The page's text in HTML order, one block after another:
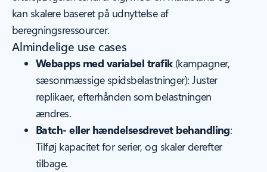
kan skalere baseret på udnyttelse af
beregningsressourcer.
Almindelige use cases
Webapps med variabel trafik(kampagner,
sæsonmæssige spidsbelastninger): Juster
replikaer, efterhånden som belastningen
ændres.
Batch- eller hændelsesdrevet behandling:
Tilføj kapacitet for serier, og skaler derefter
tilbage.